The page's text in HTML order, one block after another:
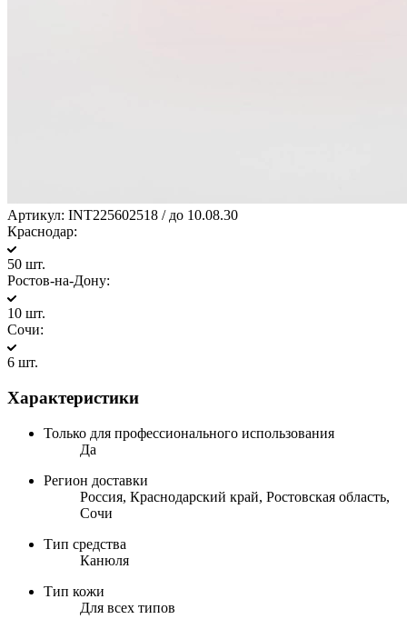
Артикул: INT225602518 / до 10.08.30
Краснодар:
50 шт.
Ростов-на-Дону:
10 шт.
Сочи:
6 шт.
Характеристики
Только для профессионального использования
Да
Регион доставки
Россия, Краснодарский край, Ростовская область,
Сочи
Тип средства
Канюля
Тип кожи
Для всех типов